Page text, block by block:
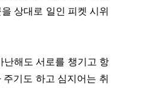
상대로 일인 피켓 시위
난해도 서로를 챙기고 항
기도 하고 심지어는 취